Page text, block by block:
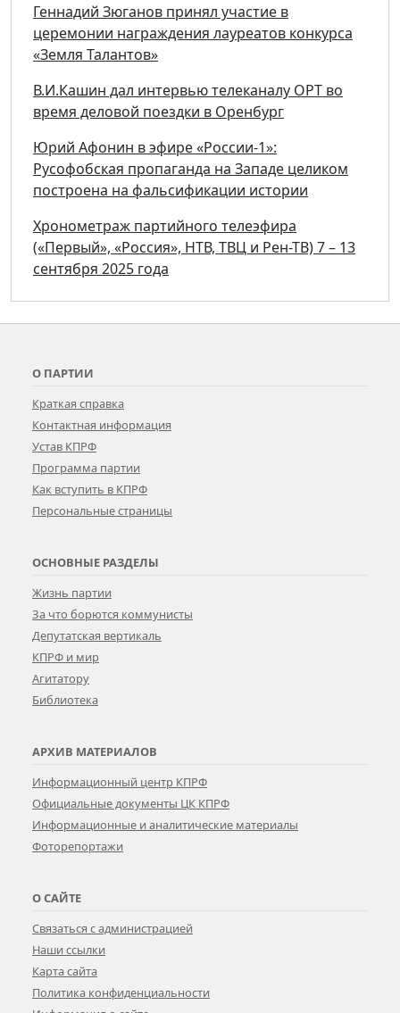
Геннадий Зюганов принял участие в
церемонии награждения лауреатов конкурса
«Земля Талантов»
В.И.Кашин дал интервью телеканалу ОРТ во
время деловой поездки в Оренбург
Юрий Афонин в эфире «России-1»:
Русофобская пропаганда на Западе целиком
построена на фальсификации истории
Хронометраж партийного телеэфира
(«Первый», «Россия», НТВ, ТВЦ и Рен-ТВ) 7 – 13
сентября 2025 года
О ПАРТИИ
Краткая справка
Контактная информация
Устав КПРФ
Программа партии
Как вступить в КПРФ
Персональные страницы
ОСНОВНЫЕ РАЗДЕЛЫ
Жизнь партии
За что борются коммунисты
Депутатская вертикаль
КПРФ и мир
Агитатору
Библиотека
АРХИВ МАТЕРИАЛОВ
Информационный центр КПРФ
Официальные документы ЦК КПРФ
Информационные и аналитические материалы
Фоторепортажи
О САЙТЕ
Связаться с администрацией
Наши ссылки
Карта сайта
Политика конфиденциальности